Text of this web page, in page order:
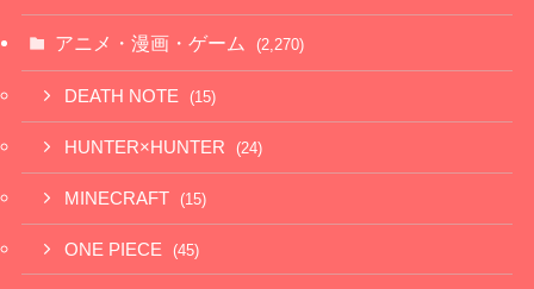
アニメ・漫画・ゲーム (2,270)
DEATH NOTE (15)
HUNTER×HUNTER (24)
MINECRAFT (15)
ONE PIECE (45)